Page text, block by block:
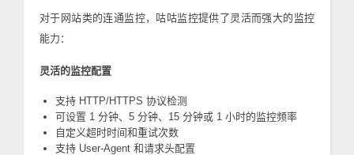
对于网站类的连通监控，咕咕监控提供了灵活而强大的监控
能力：
灵活的监控配置
支持 HTTP/HTTPS 协议检测
可设置 1 分钟、5 分钟、15 分钟或 1 小时的监控频率
自定义超时时间和重试次数
支持 User-Agent 和请求头配置